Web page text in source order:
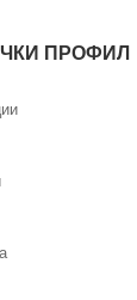
ПРОФИЛ